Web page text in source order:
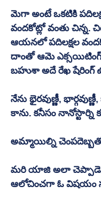
మెగా అంటే ఒకటికి
వందకోట్లో వంతు
ఆయనలో పదిలక్షల
దాంతో ఆమె ఎక్సయిటింగ్
బహుశా అదే రేఖ షేరింగ్
నేను భైరవుణ్ణీ,
కాను. కనీసం నానోస్టార్ని
అమ్మాయిల్ని చెంపదెబ్బతో
మరి యాజి అలా
ఆలోచించగా ఓ విషయం